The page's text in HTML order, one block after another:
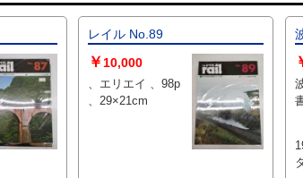
レイル No.89
￥ 10,000
、エリエイ 、98p
、29×21cm